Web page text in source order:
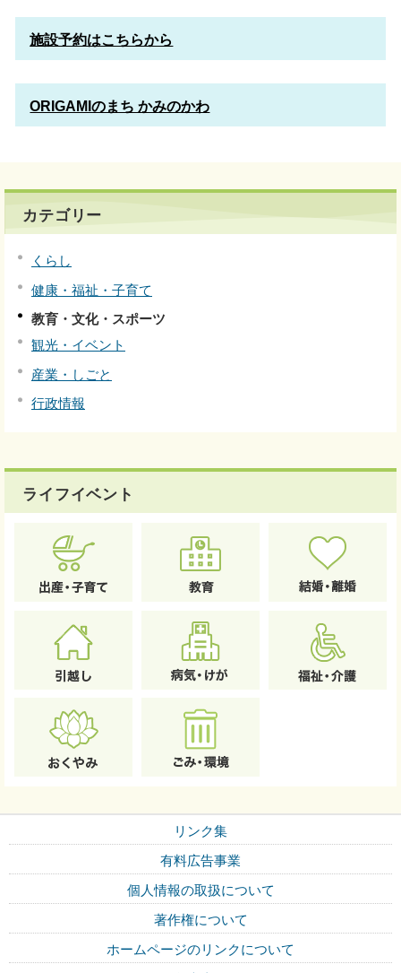
施設予約はこちらから
ORIGAMIのまち かみのかわ
カテゴリー
くらし
健康・福祉・子育て
教育・文化・スポーツ
観光・イベント
産業・しごと
行政情報
ライフイベント
リンク集
有料広告事業
個人情報の取扱について
著作権について
ホームページのリンクについて